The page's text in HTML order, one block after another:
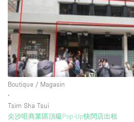
Séance de
photo
Conférence Réunion
Type de l'espace
Atelier
Boutique / Magasin
∙
Tsim Sha Tsui
尖沙咀商業區頂級Pop-Up快閃店出租